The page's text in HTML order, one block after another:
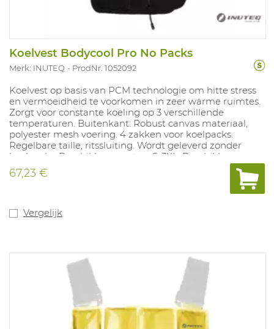
Koelvest Bodycool Pro No Packs
Merk: INUTEQ ProdNr. 1052092
Koelvest op basis van PCM technologie om hitte stress
en vermoeidheid te voorkomen in zeer warme ruimtes.
Zorgt voor constante koeling op 3 verschillende
temperaturen. Buitenkant: Robust canvas materiaal,
polyester mesh voering. 4 zakken voor koelpacks.
Regelbare taille, ritssluiting. Wordt geleverd zonder
koelpacks. Beschikbare maten: S-3XL. Beschikbare
kleur: zwart.
67,23 €
Vergelijk